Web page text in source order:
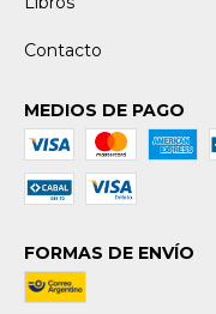
Contacto
MEDIOS DE PAGO
FORMAS DE ENVÍO